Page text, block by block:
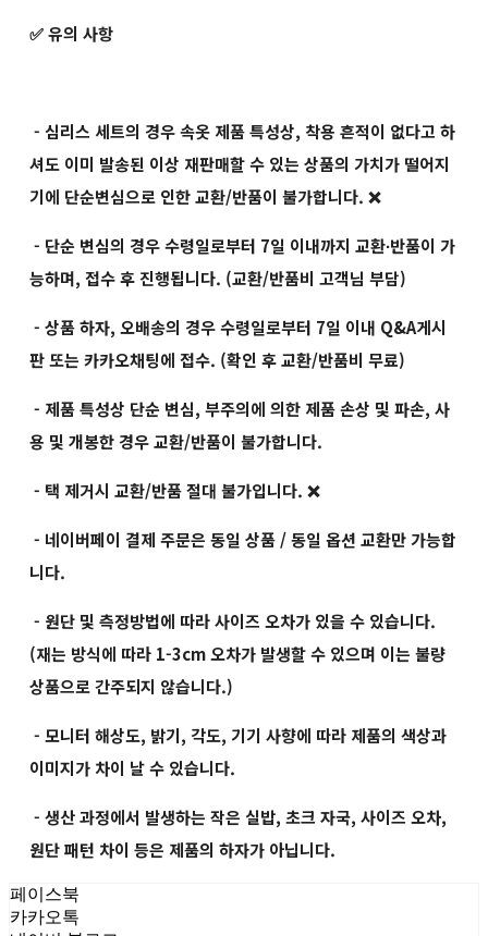
✅ 유의 사항
- 심리스 세트의 경우 속옷 제품 특성상, 착용 흔적이 없다고 하
셔도 이미 발송된 이상 재판매할 수 있는 상품의 가치가 떨어지
기에 단순변심으로 인한 교환/반품이 불가합니다. ❌
- 단순 변심의 경우 수령일로부터 7일 이내까지 교환∙반품이 가
능하며, 접수 후 진행됩니다. (교환/반품비 고객님 부담)
- 상품 하자, 오배송의 경우 수령일로부터 7일 이내 Q&A게시
판 또는 카카오채팅에 접수. (확인 후 교환/반품비 무료)
- 제품 특성상 단순 변심, 부주의에 의한 제품 손상 및 파손, 사
용 및 개봉한 경우 교환/반품이 불가합니다.
- 택 제거시 교환/반품 절대 불가입니다. ❌
- 네이버페이 결제 주문은 동일 상품 / 동일 옵션 교환만 가능합
니다.
- 원단 및 측정방법에 따라 사이즈 오차가 있을 수 있습니다.
(재는 방식에 따라 1-3cm 오차가 발생할 수 있으며 이는 불량
상품으로 간주되지 않습니다.)
- 모니터 해상도, 밝기, 각도, 기기 사향에 따라 제품의 색상과
이미지가 차이 날 수 있습니다.
- 생산 과정에서 발생하는 작은 실밥, 초크 자국, 사이즈 오차,
원단 패턴 차이 등은 제품의 하자가 아닙니다.
페이스북
카카오톡